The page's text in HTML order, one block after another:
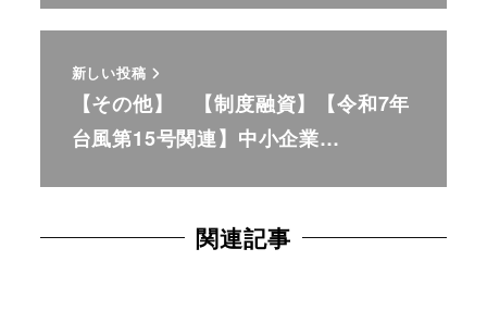
新しい投稿
【その他】 【制度融資】【令和7年
台風第15号関連】中小企業…
関連記事